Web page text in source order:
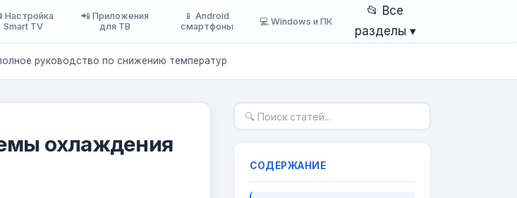
Настройка
Smart TV
📲 Приложения
для ТВ
📱 Android
смартфоны
💻 Windows и ПК
📂 Все
разделы ▾
руководство по снижению температур
охлаждения
СОДЕРЖАНИЕ